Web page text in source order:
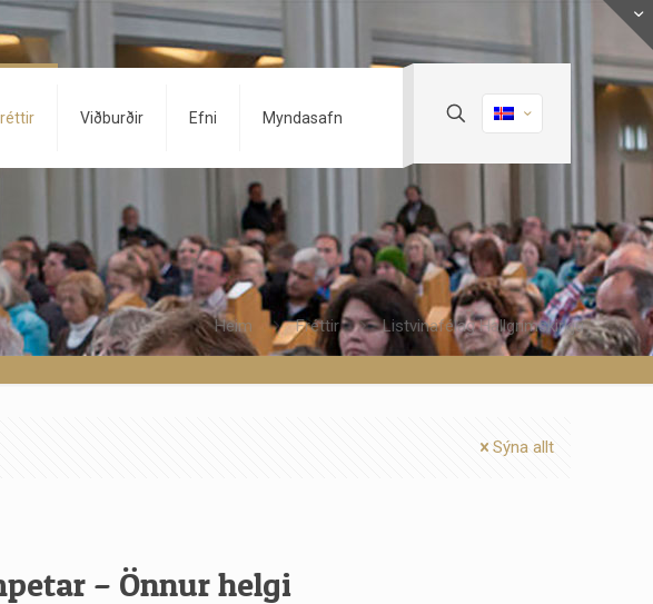
Viðburðir Efni Myndasafn
Heim Fréttir Listvinafélag Hallgrímskirkju
Sýna allt
– Önnur helgi